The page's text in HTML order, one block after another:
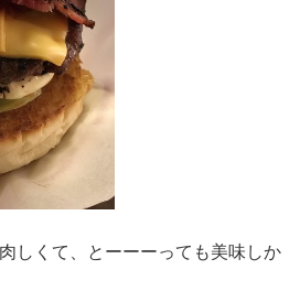
しくて、とーーーっても美味しか